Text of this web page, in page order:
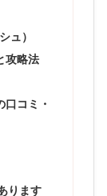
ュ）
攻略法
コミ・
ります